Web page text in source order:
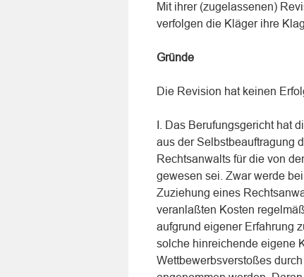
Mit ihrer (zugelassenen)
verfolgen die Kläger ihre
Gründe
Die Revision hat keinen
I. Das Berufungsgericht hat
aus der Selbstbeauftragung
Rechtsanwalts für die von
gewesen sei. Zwar werde
Zuziehung eines
veranlaßten Kosten
aufgrund eigener Erfahrung
solche hinreichende eigene
Wettbewerbsverstoßes